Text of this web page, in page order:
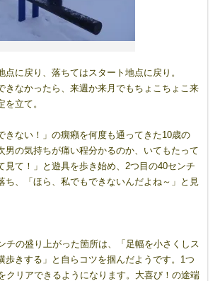
点に戻り、落ちてはスタート地点に戻り。
きなかったら、来週か来月でもちょこちょこ来
立て。
きない！」の癇癪を何度も通ってきた10歳の
男の気持ちが痛い程分かるのか、いてもたって
見て！」と遊具を歩き始め、2つ目の40センチ
ち、「ほら、私でもできないんだよね～」と見
チの盛り上がった箇所は、「足幅を小さくしス
歩きする」と自らコツを掴んだようです。1つ
クリアできるようになります。大喜び！の途端